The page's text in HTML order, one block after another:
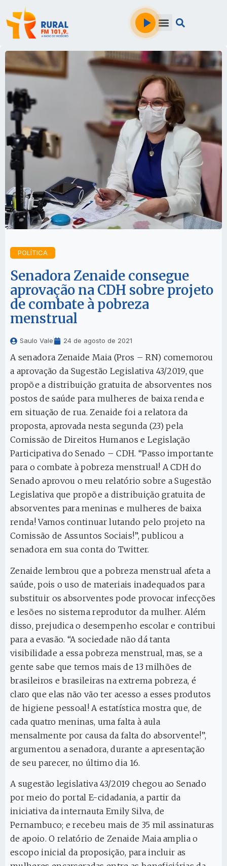
POLÍTICA
Senadora Zenaide consegue
aprovação na CDH sobre projeto
de combate à pobreza
menstrual
Saulo Vale 24 de agosto de 2021
A senadora Zenaide Maia (Pros – RN) comemorou
a aprovação da Sugestão Legislativa 43/2019, que
propõe a distribuição gratuita de absorventes nos
postos de saúde para mulheres de baixa renda e
em situação de rua. Zenaide foi a relatora da
proposta, aprovada nesta segunda (23) pela
Comissão de Direitos Humanos e Legislação
Participativa do Senado – CDH. “Passo importante
para o combate à pobreza menstrual! A CDH do
Senado aprovou o meu relatório sobre a Sugestão
Legislativa que propõe a distribuição gratuita de
absorventes para meninas e mulheres de baixa
renda! Vamos continuar lutando pelo projeto na
Comissão de Assuntos Sociais!”, publicou a
senadora em sua conta do Twitter.
Zenaide lembrou que a pobreza menstrual afeta a
saúde, pois o uso de materiais inadequados para
substituir os absorventes pode provocar infecções
e lesões no sistema reprodutor da mulher. Além
disso, prejudica o desempenho escolar e contribui
para a evasão. “A sociedade não dá tanta
visibilidade a essa pobreza menstrual, mas, se a
gente sabe que temos mais de 13 milhões de
brasileiros e brasileiras na extrema pobreza, é
claro que elas não vão ter acesso a esses produtos
de higiene pessoal! A estatística mostra que, de
cada quatro meninas, uma falta à aula
mensalmente por causa da falta do absorvente!”,
argumentou a senadora, durante a apresentação
de seu parecer, no último dia 16.
A sugestão legislativa 43/2019 chegou ao Senado
por meio do portal E-cidadania, a partir da
iniciativa da internauta Emily Silva, de
Pernambuco; e recebeu mais de 35 mil assinaturas
de apoio. O relatório de Zenaide Maia amplia o
escopo inicial da proposição, para incluir as